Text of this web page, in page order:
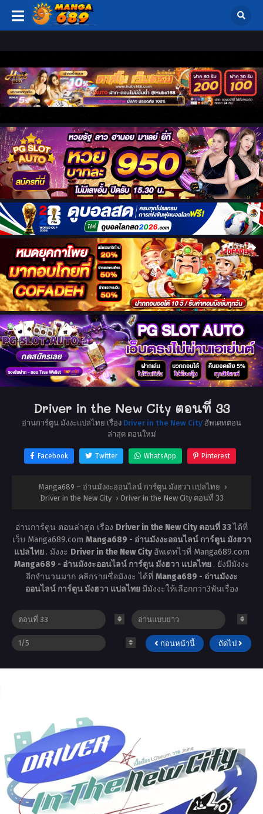
Driver in the New City ตอนที่ 33
อ่านการ์ตูน มังงะแปลไทย เรื่อง Driver in the New City อัพเดทตอน
ล่าสุด ตอนใหม่
Facebook Twitter WhatsApp Pinterest
Manga689 – อ่านมังงะออนไลน์ การ์ตูน มังฮวา แปลไทย ›
Driver in the New City › Driver in the New City ตอนที่ 33
อ่านการ์ตูน ตอนล่าสุด เรื่อง Driver in the New City ตอนที่ 33ได้ที่
เว็บ Manga689.com Manga689 - อ่านมังงะออนไลน์ การ์ตูน มังฮวา
แปลไทย . มังงะ Driver in the New Cityอัพเดทไวที่ Manga689.com
Manga689 - อ่านมังงะออนไลน์ การ์ตูน มังฮวา แปลไทย . ยังมีมังงะ
อีกจำนวนมาก คลิกรายชื่อมังงะ ได้ที่ Manga689 - อ่านมังงะ
ออนไลน์ การ์ตูน มังฮวา แปลไทย มีมังงะให้เลือกกว่า3พันเรื่อง
ก่อนหน้านี้ ถัดไป